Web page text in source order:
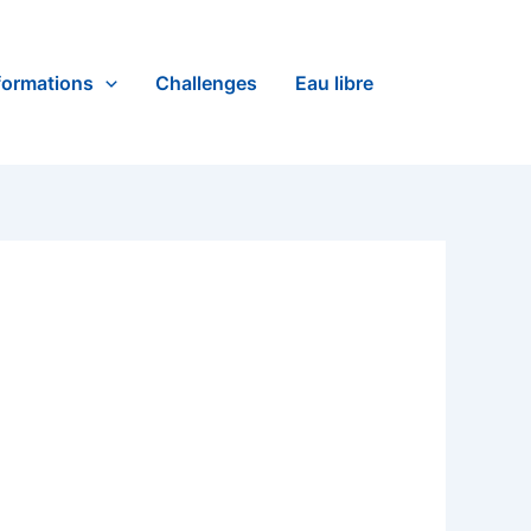
Challenges Eau libre